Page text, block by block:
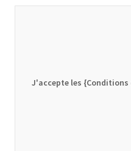
J'accepte les